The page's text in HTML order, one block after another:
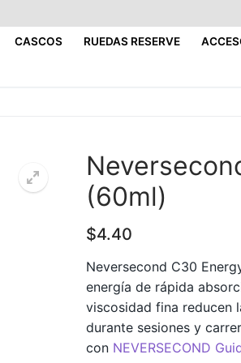
CASCOS RUEDAS RESERVE
(60ml)
$4.40
Neversecond C30
energía de rápida
viscosidad fina reducen
durante sesiones y
con NEVERSECOND